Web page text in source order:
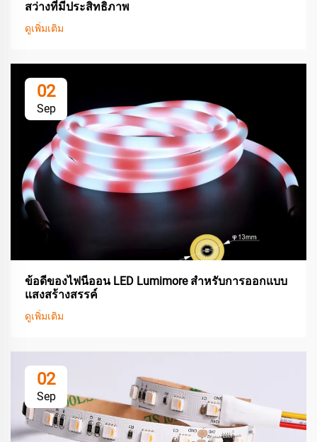
สว่างที่มีประสิทธิภาพ
ดูเพิ่มเติม
02
Sep
ข้อดีของไฟนีออน LED Lumimore สำหรับการออกแบบ
แสงสร้างสรรค์
ดูเพิ่มเติม
02
Sep